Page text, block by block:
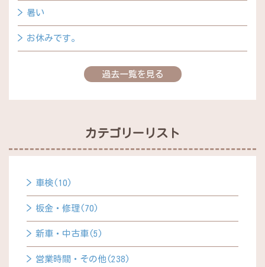
暑い
お休みです。
過去一覧を見る
カテゴリーリスト
車検(10)
板金・修理(70)
新車・中古車(5)
営業時間・その他(238)